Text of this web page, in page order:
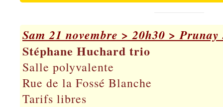
Sam 21 novembre > 20h30 >
Stéphane Huchard trio
Salle polyvalente
Rue de la Fossé Blanche
Tarifs libres